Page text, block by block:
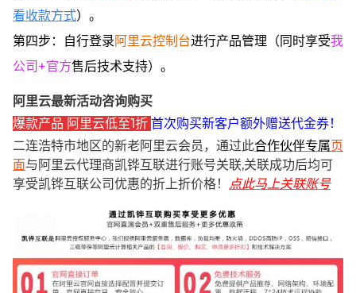
看收款方式）。
第四步：自行登录阿里云控制台进行产品管理（同时享受我
公司+官方售后技术支持）。
阿里云最新活动咨询购买
爆款产品 阿里云低至1折 首次购买新客户额外赠送代金券！
二连浩特市地区的新老阿里云会员，通过此合作伙伴专属页
面与阿里云代理商凯铧互联进行账号关联,关联成功后均可
享受凯铧互联公司优惠的折上折价格！
点此马上关联账号